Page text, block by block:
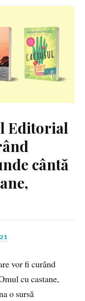
Editorial
cântă
vor fi curând
cu castane,
o sursă